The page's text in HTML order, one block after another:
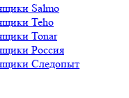
Salmo
Teho
Tonar
Россия
Следопыт